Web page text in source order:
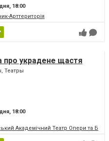
18:00
Арттериторія
про украдене щастя
Театры
18:00
Академічний Театр Опери та